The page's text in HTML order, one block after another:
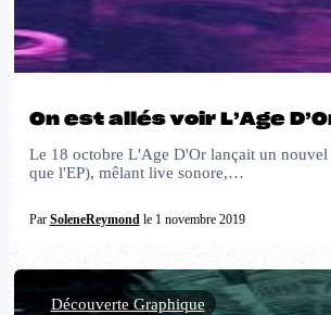
On est allés voir L’Age
Le 18 octobre L'Age D'Or lançait un
que l'EP), mêlant live sonore,…
Par SoleneReymondle 1 novembre 2019
Découverte Graphique